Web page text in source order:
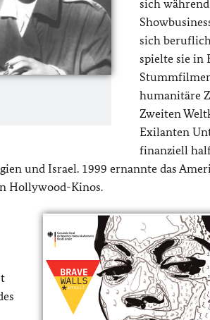
sich
sich
spielte sie in
humanitäre
Zweiten
Exilanten
finanziell
und Israel. 1999 ernannte das
Hollywood-Kinos.